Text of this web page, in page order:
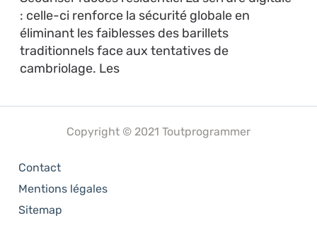
: celle-ci renforce la sécurité globale en
éliminant les faiblesses des barillets
traditionnels face aux tentatives de
cambriolage. Les
Copyright © 2021 Toutprogrammer
Contact
Mentions légales
Sitemap